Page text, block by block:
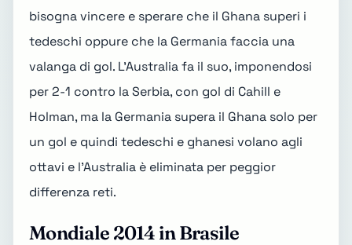
bisogna vincere e sperare che il Ghana superi i
tedeschi oppure che la Germania faccia una
valanga di gol. L'Australia fa il suo, imponendosi
per 2-1 contro la Serbia, con gol di Cahill e
Holman, ma la Germania supera il Ghana solo per
un gol e quindi tedeschi e ghanesi volano agli
ottavi e l'Australia è eliminata per peggior
differenza reti.
Mondiale 2014 in Brasile